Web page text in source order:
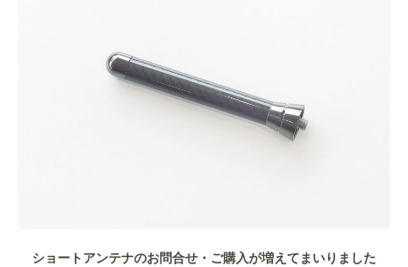
ショートアンテナのお問合せ・ご購入が増えてまいりました